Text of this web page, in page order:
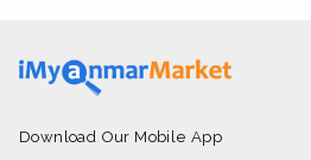
Download Our Mobile App